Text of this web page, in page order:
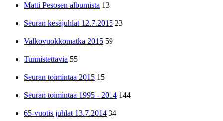
Matti Pesosen albumista 13
Seuran kesäjuhlat 12.7.2015 23
Valkovuokkomatka 2015 59
Tunnistettavia 55
Seuran toimintaa 2015 15
Seuran toimintaa 1995 - 2014 144
65-vuotis juhlat 13.7.2014 34